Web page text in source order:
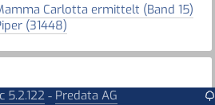
Carlotta ermittelt (Band 15)
(31448)
5.2.122 - Predata AG